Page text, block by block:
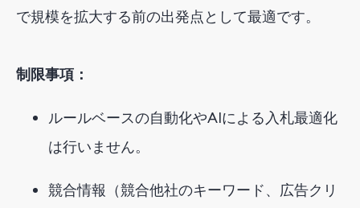
で規模を拡大する前の出発点として最適です。
制限事項：
ルールベースの自動化やAIによる入札最適化
は行いません。
競合情報（競合他社のキーワード、広告クリ